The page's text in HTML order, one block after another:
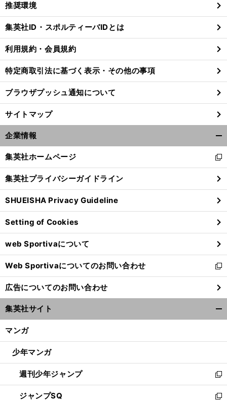
昭
」 De
NA
前
閉
る
推奨環境
集英社ID・スポルティーバIDとは
利用規約・会員規約
特定商取引法に基づく表示・その他の事項
ブラウザプッシュ通知について
サイトマップ
企業情報
閉
る
集英社ホームページ
新
し
い
ウ
ィ
ン
ド
ウ
で
開
く
集英社プライバシーガイドライン
SHUEISHA Privacy Guideline
Setting of Cookies
web Sportivaについて
Web Sportivaについてのお問い合わせ
新
し
い
ウ
ィ
ン
ウ
開
く
広告についてのお問い合わせ
集英社サイト
マンガ
少年マンガ
週刊少年ジャンプ
新
し
い
ジャンプSQ
新